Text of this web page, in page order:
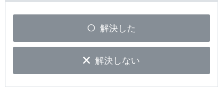
解決した
解決しない